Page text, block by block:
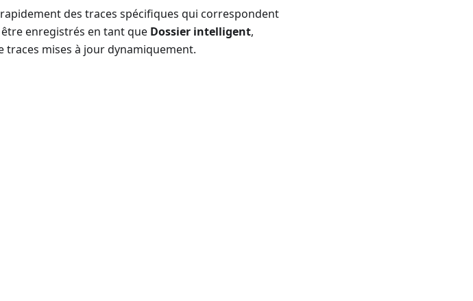
des traces spécifiques qui correspondent
enregistrés en tant que Dossier intelligent,
mises à jour dynamiquement.